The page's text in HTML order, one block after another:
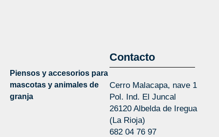
Piensos y accesorios para
mascotas y animales de
granja
Contacto
Cerro Malacapa, nave 1
Pol. Ind. El Juncal
26120 Albelda de Iregua
(La Rioja)
682 04 76 97